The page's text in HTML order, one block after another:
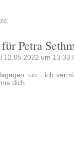
Petra
12.05.2022 um 13:33
tun , ich
dich